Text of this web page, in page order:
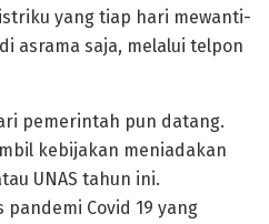
yang tiap hari mewanti-
asrama saja, melalui telpon
pemerintah pun datang.
kebijakan meniadakan
UNAS tahun ini.
Covid 19 yang